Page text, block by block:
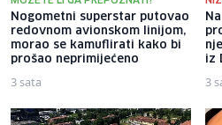
Nogometni superstar putovao
redovnom avionskom linijom,
morao se kamuflirati kako bi
prošao neprimijećeno
3 sata
iz
3